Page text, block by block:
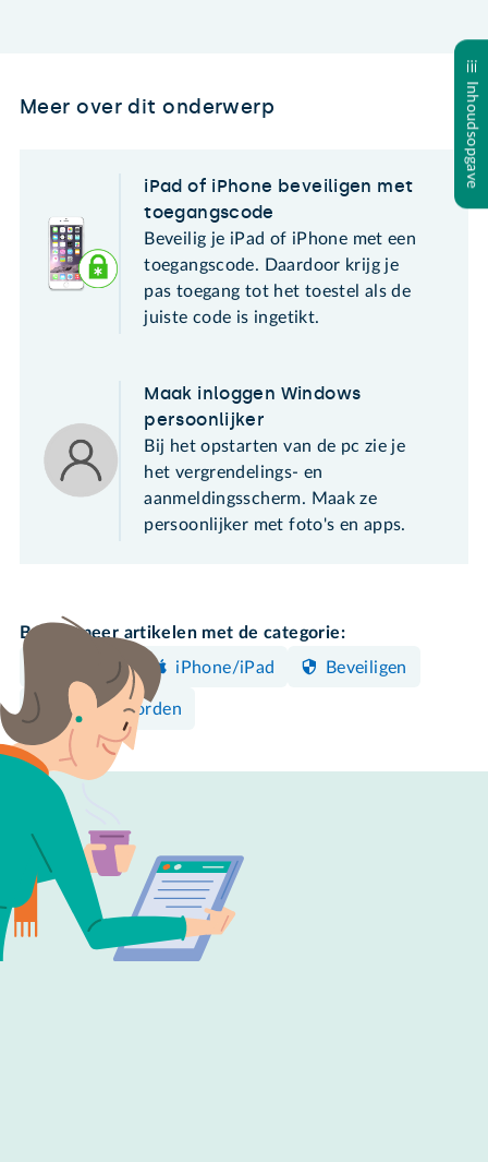
Inhoudsopgave
Meer over dit onderwerp
iPad of iPhone beveiligen met
toegangscode
Beveilig je iPad of iPhone met een
toegangscode. Daardoor krijg je
pas toegang tot het toestel als de
juiste code is ingetikt.
Maak inloggen Windows
persoonlijker
Bij het opstarten van de pc zie je
het vergrendelings- en
aanmeldingsscherm. Maak ze
persoonlijker met foto's en apps.
Bekijk meer artikelen met de categorie:
iPhone/iPad Beveiligen
Wachtwoorden